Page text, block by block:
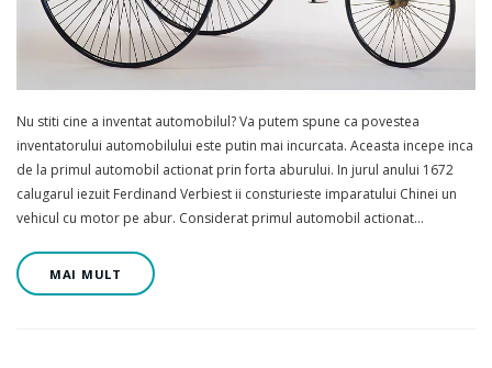
Nu stiti cine a inventat automobilul? Va putem spune ca povestea
inventatorului automobilului este putin mai incurcata. Aceasta incepe inca
de la primul automobil actionat prin forta aburului. In jurul anului 1672
calugarul iezuit Ferdinand Verbiest ii consturieste imparatului Chinei un
vehicul cu motor pe abur. Considerat primul automobil actionat…
MAI MULT